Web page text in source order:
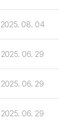
2025. 08. 04
2025. 06. 29
2025. 06. 29
2025. 06. 29